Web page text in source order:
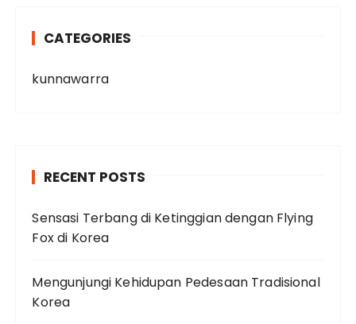
CATEGORIES
kunnawarra
RECENT POSTS
Sensasi Terbang di Ketinggian dengan Flying
Fox di Korea
Mengunjungi Kehidupan Pedesaan Tradisional
Korea